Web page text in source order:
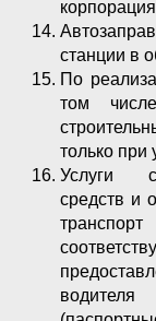
станции в
По
том
только при
Услуги
средств и